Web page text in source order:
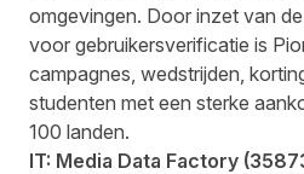
omgevingen. Door inzet van
voor gebruikersverificatie is
campagnes, wedstrijden,
studenten met een sterke
100 landen.
IT: Media Data Factory (